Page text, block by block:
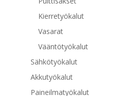
Kierretyökalut
Vasarat
Vääntötyökalut
Sähkötyökalut
Akkutyökalut
Paineilmatyökalut